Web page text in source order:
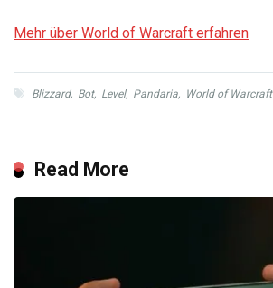
Mehr über World of Warcraft erfahren
Blizzard, Bot, Level, Pandaria, World of Warcraft
Read More